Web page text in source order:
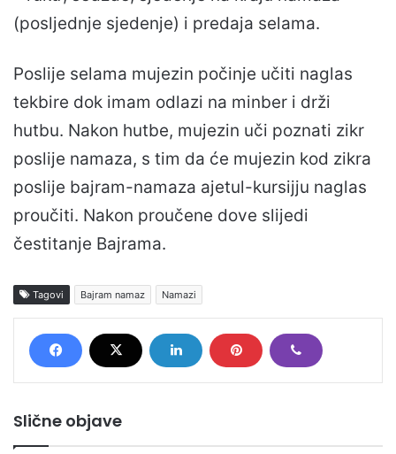
(posljednje sjedenje) i predaja selama.
Poslije selama mujezin počinje učiti naglas
tekbire dok imam odlazi na minber i drži
hutbu. Nakon hutbe, mujezin uči poznati zikr
poslije namaza, s tim da će mujezin kod zikra
poslije bajram-namaza ajetul-kursijju naglas
proučiti. Nakon proučene dove slijedi
čestitanje Bajrama.
Tagovi Bajram namaz Namazi
Slične objave